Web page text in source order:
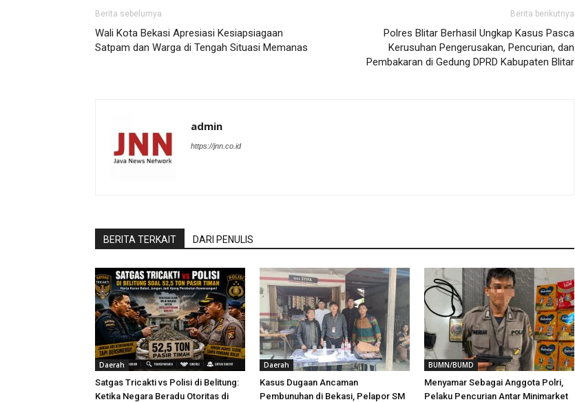
Berita sebelumya
Wali Kota Bekasi Apresiasi Kesiapsiagaan
Satpam dan Warga di Tengah Situasi Memanas
Berita berikutnya
Polres Blitar Berhasil Ungkap Kasus Pasca
Kerusuhan Pengerusakan, Pencurian, dan
Pembakaran di Gedung DPRD Kabupaten Blitar
admin
https://jnn.co.id
BERITA TERKAIT DARI PENULIS
Daerah
Satgas Tricakti vs Polisi di Belitung:
Ketika Negara Beradu Otoritas di
Daerah
Kasus Dugaan Ancaman
Pembunuhan di Bekasi, Pelapor SM
BUMN/BUMD
Menyamar Sebagai Anggota Polri,
Pelaku Pencurian Antar Minimarket